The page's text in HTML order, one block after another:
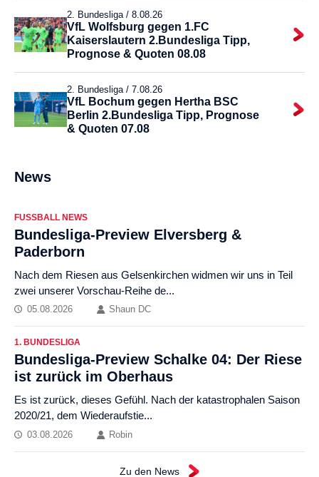
2. Bundesliga / 8.08.26
VfL Wolfsburg gegen 1.FC
Kaiserslautern 2.Bundesliga Tipp,
Prognose & Quoten 08.08
2. Bundesliga / 7.08.26
VfL Bochum gegen Hertha BSC
Berlin 2.Bundesliga Tipp, Prognose
& Quoten 07.08
News
FUSSBALL NEWS
Bundesliga-Preview Elversberg &
Paderborn
Nach dem Riesen aus Gelsenkirchen widmen wir uns in Teil
zwei unserer Vorschau-Reihe de...
05.08.2026 Shaun DC
1. BUNDESLIGA
Bundesliga-Preview Schalke 04: Der Riese
ist zurück im Oberhaus
Es ist zurück, dieses Gefühl. Nach der katastrophalen Saison
2020/21, dem Wiederaufstie...
03.08.2026 Robin
Zu den News